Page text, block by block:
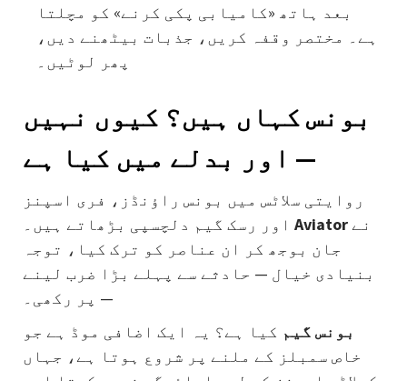
بعد ہاتھ «کامیابی پکی کرنے» کو مچلتا
ہے۔ مختصر وقفہ کریں، جذبات بیٹھنے دیں،
پھر لوٹیں۔
بونس کہاں ہیں؟ کیوں نہیں
— اور بدلے میں کیا ہے
روایتی سلاٹس میں بونس راؤنڈز، فری اسپنز
Aviator
جان بوجھ کر ان عناصر کو ترک کیا، توجہ
بنیادی خیال — حادثے سے پہلے بڑا ضرب لینے
— پر رکھی۔
بونس گیم کیا ہے؟ یہ ایک اضافی موڈ ہے جو
خاص سمبلز کے ملنے پر شروع ہوتا ہے، جہاں